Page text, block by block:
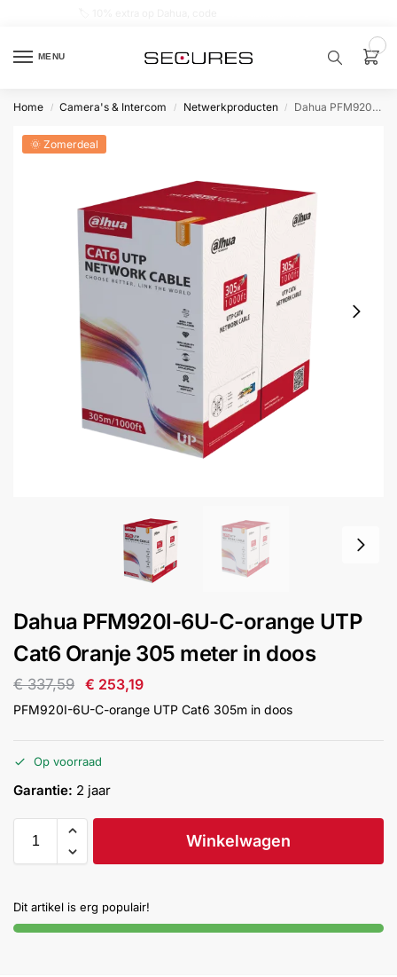
MENU
product…
samenstellen
Inbraakbeveiliging
Merken
Outlet SALE
service
Home / Camera's & Intercom / Netwerkproducten / Dahua PFM920I-6U-C-orange UTP Cat6 Oranje 305 meter in doos
🌞 Zomerdeal
Dahua PFM920I-6U-C-orange UTP
Cat6 Oranje 305 meter in doos
€337,59 € 253,19
PFM920I-6U-C-orange UTP Cat6 305m in doos
Op voorraad
Garantie: 2 jaar
Winkelwagen
Dit artikel is erg populair!